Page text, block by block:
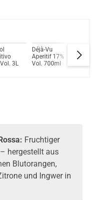
3L
Déjà-Vu
Aperitif 17%
Vol. 700ml
Limoncè
Aperitivo
Fruchtiger
hergestellt aus
Blutorangen,
und Ingwer in